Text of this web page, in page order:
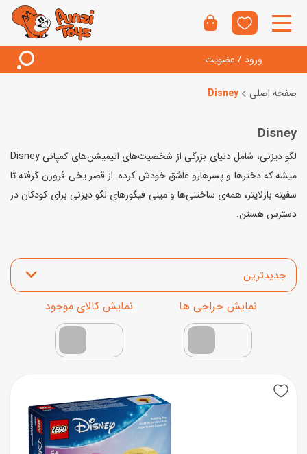
ورود / عضویت
صفحه اصلی Disney
Disney
لگو دیزنی، شامل دنیای بزرگی از شخصیت‌های انیمیشن‌های کمپانی Disney
میشه که دخترها و پسرهارو عاشق خودش کرده. از قصر یخی فروزن گرفته تا
سفینه بازلایتر، همه‌ی ساختنی‌ها و مینی فیگورهای لگو دیزنی برای کودکان در
دسترس هستن.
مرتب‌سازی محصولات